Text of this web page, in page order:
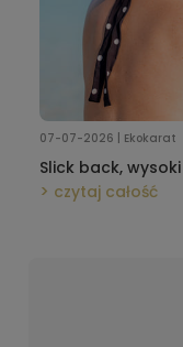
07-07-2026 | Ekokarat
Slick back,
dobrać kolczyki
czytaj całość